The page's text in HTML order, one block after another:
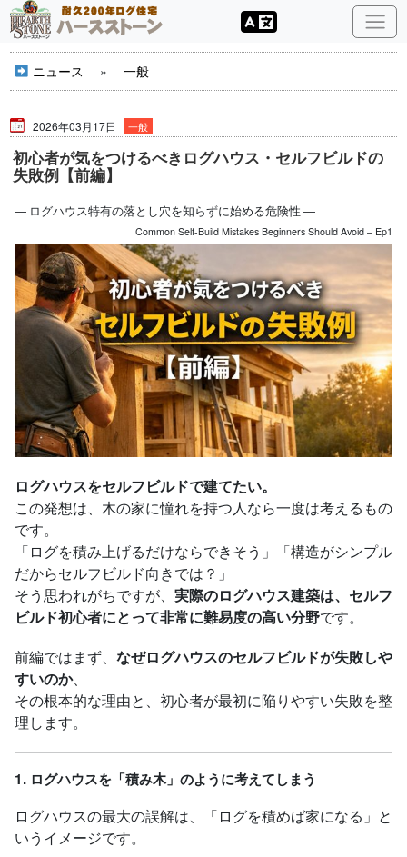
ニュース » 一般
2026年03月17日 一般
初心者が気をつけるべきログハウス・セルフビルドの
失敗例【前編】
― ログハウス特有の落とし穴を知らずに始める危険性 ―
Common Self-Build Mistakes Beginners Should Avoid – Ep1
ログハウスをセルフビルドで建てたい。
この発想は、木の家に憧れを持つ人なら一度は考えるもの
です。
「ログを積み上げるだけならできそう」「構造がシンプル
だからセルフビルド向きでは？」
そう思われがちですが、 実際のログハウス建築は、セルフ
ビルド初心者にとって非常に難易度の高い分野です。
前編ではまず、 なぜログハウスのセルフビルドが失敗しや
すいのか、
その根本的な理由と、初心者が最初に陥りやすい失敗を整
理します。
1. ログハウスを「積み木」のように考えてしまう
ログハウスの最大の誤解は、「ログを積めば家になる」と
いうイメージです。